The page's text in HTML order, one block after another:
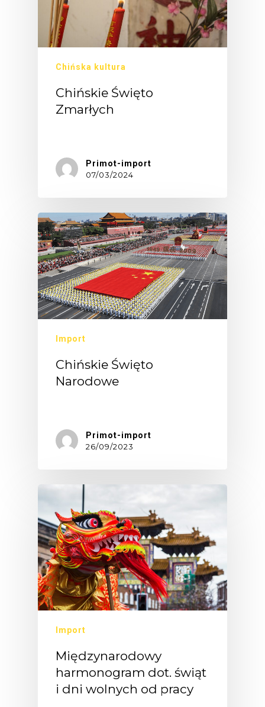
Chińska kultura
Chińskie Święto
Zmarłych
Primot-import
07/03/2024
Import
Chińskie Święto
Narodowe
Primot-import
26/09/2023
Import
Międzynarodowy
harmonogram dot. świąt
i dni wolnych od pracy